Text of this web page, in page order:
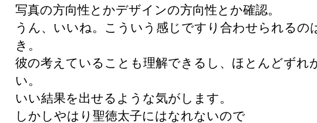
へ
の
写真の方向性とかデザインの方向性とか確認。
うん、いいね。こういう感じですり合わせられるの
き。
彼の考えていることも理解できるし、ほとんどずれ
い。
いい結果を出せるような気がします。
しかしやはり聖徳太子にはなれないので